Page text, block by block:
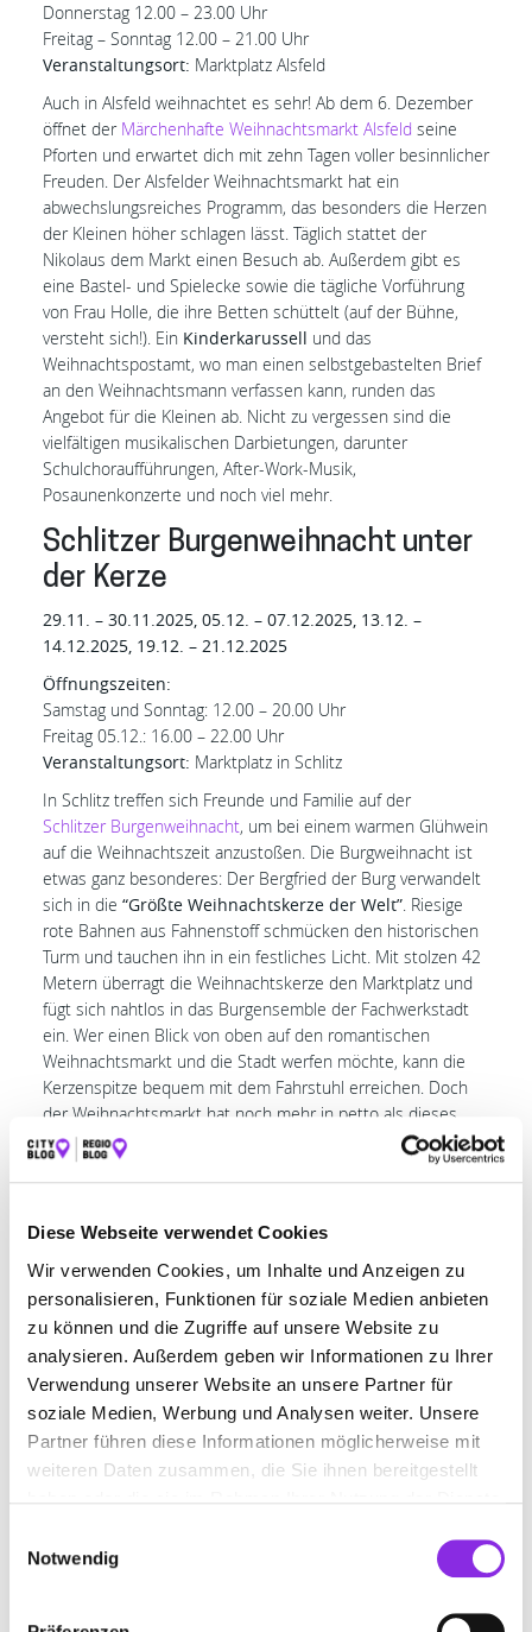
Diese Webseite verwendet Cookies
Wir verwenden Cookies, um Inhalte und Anzeigen zu
personalisieren, Funktionen für soziale Medien anbieten
zu können und die Zugriffe auf unsere Website zu
analysieren. Außerdem geben wir Informationen zu Ihrer
Verwendung unserer Website an unsere Partner für
soziale Medien, Werbung und Analysen weiter. Unsere
Partner führen diese Informationen möglicherweise mit
weiteren Daten zusammen, die Sie ihnen bereitgestellt
Notwendig
Donnerstag 12.00 – 23.00 Uhr
Freitag – Sonntag 12.00 – 21.00 Uhr
Veranstaltungsort: Marktplatz Alsfeld
Auch in Alsfeld weihnachtet es sehr! Ab dem 6. Dezember
öffnet der Märchenhafte Weihnachtsmarkt Alsfeld seine
Pforten und erwartet dich mit zehn Tagen voller besinnlicher
Freuden. Der Alsfelder Weihnachtsmarkt hat ein
abwechslungsreiches Programm, das besonders die Herzen
der Kleinen höher schlagen lässt. Täglich stattet der
Nikolaus dem Markt einen Besuch ab. Außerdem gibt es
eine Bastel- und Spielecke sowie die tägliche Vorführung
von Frau Holle, die ihre Betten schüttelt (auf der Bühne,
versteht sich!). Ein Kinderkarussell und das
Weihnachtspostamt, wo man einen selbstgebastelten Brief
an den Weihnachtsmann verfassen kann, runden das
Angebot für die Kleinen ab. Nicht zu vergessen sind die
vielfältigen musikalischen Darbietungen, darunter
Schulchoraufführungen, After-Work-Musik,
Posaunenkonzerte und noch viel mehr.
Schlitzer Burgenweihnacht unter
der Kerze
29.11. – 30.11.2025, 05.12. – 07.12.2025, 13.12. –
14.12.2025, 19.12. – 21.12.2025
Öffnungszeiten:
Samstag und Sonntag: 12.00 – 20.00 Uhr
Freitag 05.12.: 16.00 – 22.00 Uhr
Veranstaltungsort: Marktplatz in Schlitz
In Schlitz treffen sich Freunde und Familie auf der
Schlitzer Burgenweihnacht, um bei einem warmen Glühwein
auf die Weihnachtszeit anzustoßen. Die Burgweihnacht ist
etwas ganz besonderes: Der Bergfried der Burg verwandelt
sich in die “Größte Weihnachtskerze der Welt”. Riesige
rote Bahnen aus Fahnenstoff schmücken den historischen
Turm und tauchen ihn in ein festliches Licht. Mit stolzen 42
Metern überragt die Weihnachtskerze den Marktplatz und
fügt sich nahtlos in das Burgensemble der Fachwerkstadt
ein. Wer einen Blick von oben auf den romantischen
Weihnachtsmarkt und die Stadt werfen möchte, kann die
Kerzenspitze bequem mit dem Fahrstuhl erreichen. Doch
der Weihnachtsmarkt hat noch mehr in petto als dieses
leuchtende Wunderwerk: Es gibt weihnachtliche Live-Musik,
ein besonderes Kinderprogramm und kulinarische
Nachtwächtertour, die ganz speziell auf den
Weihnachtsmarkt zugeschnitten ist und mit einem
Schnäpschen kulinarisch abgerundet wird.
Bergweihnacht auf dem
Schottener Hausberg
Hoherodskopf
Sonntag: 11.00 – 18.00 Uhr
Veranstaltungsort: